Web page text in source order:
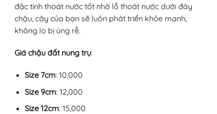
đặc tính thoát nước tốt nhờ lỗ thoát nước dưới đáy
chậu, cây của bạn sẽ luôn phát triển khỏe mạnh,
không lo bị úng rễ.
Giá chậu đất nung trụ:
Size 7cm: 10,000
Size 9cm: 12,000
Size 12cm: 15,000